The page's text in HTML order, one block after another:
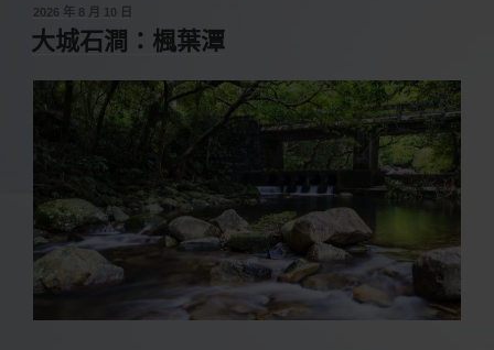
發
佈
於
2026 年 8 月 10 日
大城石澗：楓葉潭